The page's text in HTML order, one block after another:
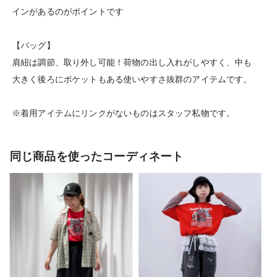
インがあるのがポイントです
【バッグ】
肩紐は調節、取り外し可能！荷物の出し入れがしやすく、中も
大きく後ろにポケットもある使いやすさ抜群のアイテムです。
※着用アイテムにリンクがないものはスタッフ私物です。
同じ商品を使ったコーディネート